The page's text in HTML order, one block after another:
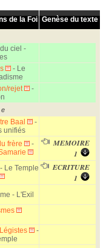
de la Foi Genèse du texte
ciel -
- Le
rejet
-
Baal
-
unifiés
frère
-
MEMOIRE
1
Le Temple
ECRITURE
1
- L'Exil
-